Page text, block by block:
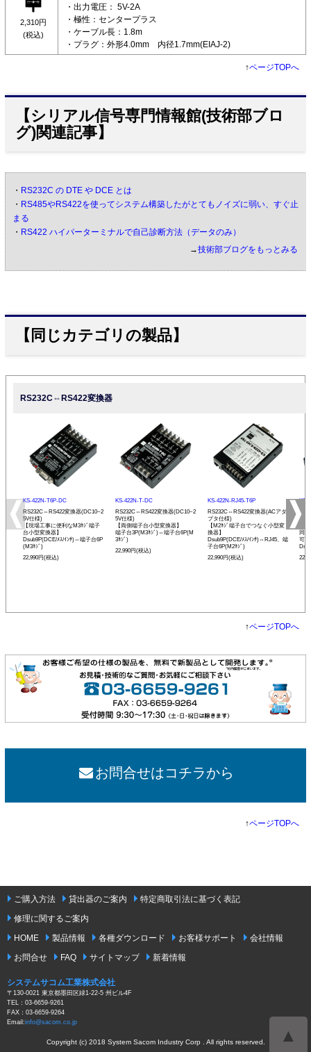
2,310円
(税込)
・出力電圧： 5V-2A
・極性：センタープラス
・ケーブル長：1.8m
・プラグ：外形4.0mm 内径1.7mm(EIAJ-2)
↑ページTOPへ
【シリアル信号専門情報館(技術部ブロ
グ)関連記事】
・ RS232C の DTE や DCE とは
・ RS485やRS422を使ってシステム構築したがとてもノイズに弱い、すぐ止
まる
・ RS422 ハイパーターミナルで自己診断方法（データのみ）
→技術部ブログをもっとみる
【同じカテゴリの製品】
RS232C⇔RS422変換器
KS-422N-T6P-DC
RS232C⇔RS422変換器(DC10~2
5V仕様)
【現場工事に便利なM3ﾈｼﾞ端子
台小型変換器】
Dsub9P(DCE/ﾒｽ/ｲﾝﾁ)⇔端子台6P
(M3ﾈｼﾞ)
22,990円(税込)
KS-422N-T-DC
RS232C⇔RS422変換器(DC10~2
5V仕様)
【両側端子台小型変換器】
端子台3P(M3ﾈｼﾞ)⇔端子台6P(M
3ﾈｼﾞ)
22,990円(税込)
KS-422N-RJ45-T6P
RS232C⇔RS422変換器(ACアダ
プタ仕様)
【M2ﾈｼﾞ端子台でつなぐ小型変
換器】
Dsub9P(DCE/ﾒｽ/ｲﾝﾁ)⇔RJ45、端
子台6P(M2ﾈｼﾞ)
22,990円(税込)
KS-
プ
同
可
↑ページTOPへ
お問合せはコチラから
↑ページTOPへ
▲
ご購入方法 貸出器のご案内
特定商取引法に基づく表記
修理に関するご案内
HOME
製品情報 各種ダウンロード お客様サポート
会社情報
お問合せ
FAQ サイトマップ 新着情報
システムサコム工業株式会社
〒130-0021 東京都墨田区緑1-22-5 州ビル4F
TEL：03-6659-9261
FAX：03-6659-9264
Email:info@sacom.co.jp
Copyright (c) 2018 System Sacom Industry Corp . All rights reserved.